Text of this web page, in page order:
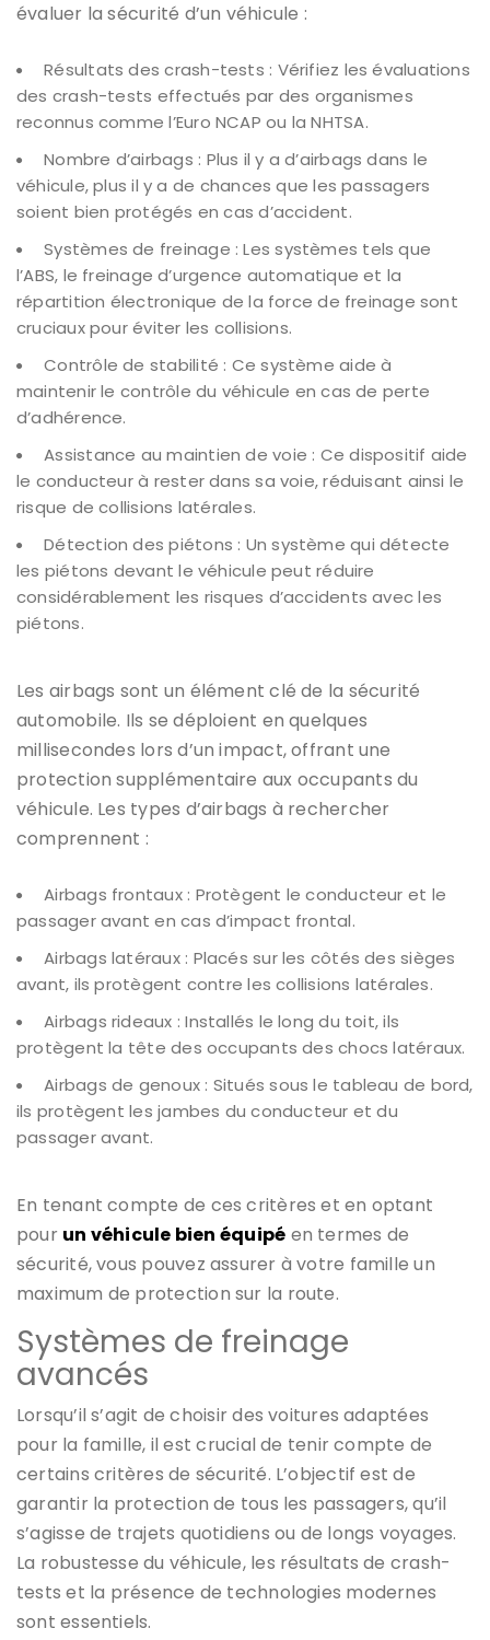
évaluer la sécurité d’un véhicule :
Résultats des crash-tests : Vérifiez les évaluations
des crash-tests effectués par des organismes
reconnus comme l’Euro NCAP ou la NHTSA.
Nombre d’airbags : Plus il y a d’airbags dans le
véhicule, plus il y a de chances que les passagers
soient bien protégés en cas d’accident.
Systèmes de freinage : Les systèmes tels que
l’ABS, le freinage d’urgence automatique et la
répartition électronique de la force de freinage sont
cruciaux pour éviter les collisions.
Contrôle de stabilité : Ce système aide à
maintenir le contrôle du véhicule en cas de perte
d’adhérence.
Assistance au maintien de voie : Ce dispositif aide
le conducteur à rester dans sa voie, réduisant ainsi le
risque de collisions latérales.
Détection des piétons : Un système qui détecte
les piétons devant le véhicule peut réduire
considérablement les risques d’accidents avec les
piétons.
Les airbags sont un élément clé de la sécurité
automobile. Ils se déploient en quelques
millisecondes lors d’un impact, offrant une
protection supplémentaire aux occupants du
véhicule. Les types d’airbags à rechercher
comprennent :
Airbags frontaux : Protègent le conducteur et le
passager avant en cas d’impact frontal.
Airbags latéraux : Placés sur les côtés des sièges
avant, ils protègent contre les collisions latérales.
Airbags rideaux : Installés le long du toit, ils
protègent la tête des occupants des chocs latéraux.
Airbags de genoux : Situés sous le tableau de bord,
ils protègent les jambes du conducteur et du
passager avant.
En tenant compte de ces critères et en optant
pour un véhicule bien équipé en termes de
sécurité, vous pouvez assurer à votre famille un
maximum de protection sur la route.
Systèmes de freinage
avancés
Lorsqu’il s’agit de choisir des voitures adaptées
pour la famille, il est crucial de tenir compte de
certains critères de sécurité. L’objectif est de
garantir la protection de tous les passagers, qu’il
s’agisse de trajets quotidiens ou de longs voyages.
La robustesse du véhicule, les résultats de crash-
tests et la présence de technologies modernes
sont essentiels.